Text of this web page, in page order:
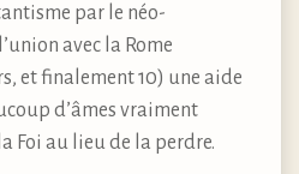
par le néo-
avec la Rome
et finalement 10) une aide
d’âmes vraiment
Foi au lieu de la perdre.